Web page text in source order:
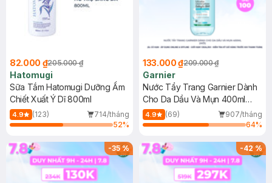
82.000 ₫205.000 ₫
Hatomugi
Sữa Tắm Hatomugi Dưỡng Ẩm
Chiết Xuất Ý Dĩ 800ml
4.9 (123)
714/tháng
52%
133.000 ₫209.000 ₫
Garnier
Nước Tẩy Trang Garnier Dành
Cho Da Dầu Và Mụn 400ml
(Mới)
4.9 (69)
907/tháng
64%
-35% -42%